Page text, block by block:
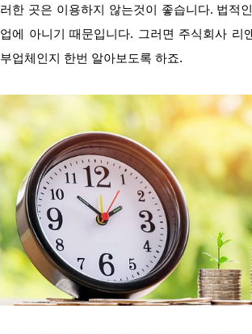
러한 곳은 이용하지 않는것이 좋습니다. 법적
업에 아니기 때문입니다. 그러면 주식회사 리
부업체인지 한번 알아보도록 하죠.